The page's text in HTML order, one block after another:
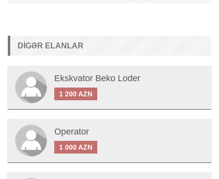
DIGƏR ELANLAR
Ekskvator Beko Loder
1 200 AZN
Operator
1 000 AZN